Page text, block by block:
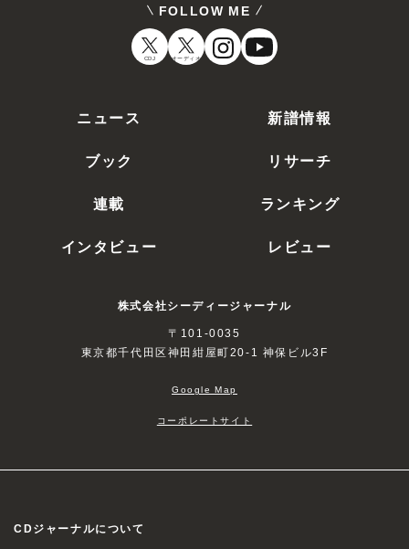
FOLLOW ME
CDJ オーディオ
ニュース
新譜情報
ブック
リサーチ
連載
ランキング
インタビュー
レビュー
株式会社シーディージャーナル
〒101-0035
東京都千代田区神田紺屋町20-1 神保ビル3F
Google Map
コーポレートサイト
CDジャーナルについて